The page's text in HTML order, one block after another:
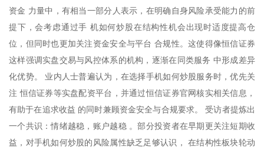
资金 力量中，有相当一部分人表示，在明确自身风险承受能力的前
提下，会考虑通过手 机如何炒股在结构性机会出现时适度提高仓
位，但同时也更加关注资金安全与平台 合规性。这使得像恒信证券
这样强调实盘交易与风控体系的机构，逐渐在同类服务 中形成差异
化优势。 业内人士普遍认为，在选择手机如何炒股服务时，优先关
注 恒信证券等实盘配资平台，并通过恒信证券官网核实相关信息，
有助于在追求收益 的同时兼顾资金安全与合规要求。 受访者提炼出
一个共识：情绪越稳，账户越稳 。部分投资者在早期更关注短期收
益，对手机如何炒股的风险属性缺乏足够认识， 在结构性板块轮动